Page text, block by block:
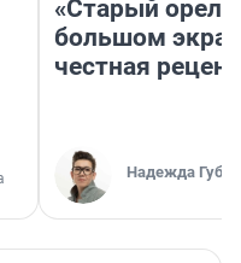
«Старый орел»
большом
честная
Надежда